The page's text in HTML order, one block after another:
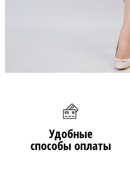
Удобные
способы оплаты